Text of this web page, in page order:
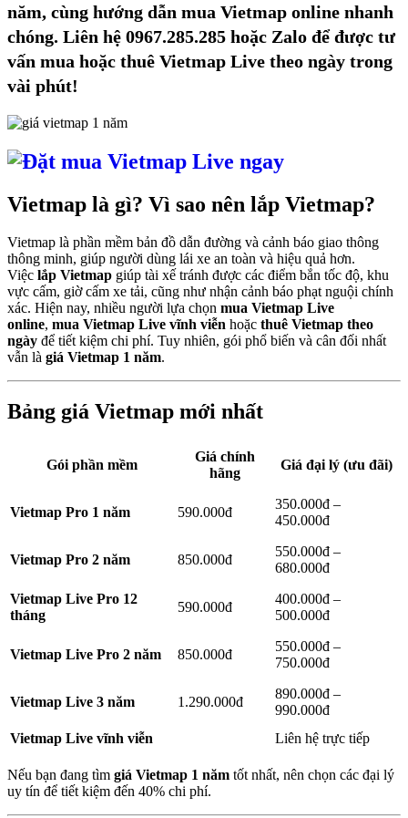
năm, cùng hướng dẫn mua Vietmap online nhanh
chóng. Liên hệ 0967.285.285 hoặc Zalo để được tư
vấn mua hoặc thuê Vietmap Live theo ngày trong
vài phút!
Vietmap là gì? Vì sao nên lắp Vietmap?
Vietmap là phần mềm bản đồ dẫn đường và cảnh báo giao thông
thông minh, giúp người dùng lái xe an toàn và hiệu quả hơn.
Việc lắp Vietmap giúp tài xế tránh được các điểm bắn tốc độ, khu
vực cấm, giờ cấm xe tải, cũng như nhận cảnh báo phạt nguội chính
xác. Hiện nay, nhiều người lựa chọn mua Vietmap Live
online, mua Vietmap Live vĩnh viễn hoặc thuê Vietmap theo
ngày để tiết kiệm chi phí. Tuy nhiên, gói phổ biến và cân đối nhất
vẫn là giá Vietmap 1 năm.
Bảng giá Vietmap mới nhất
Gói phần mềm
Giá chính
hãng
Giá đại lý (ưu đãi)
Vietmap Pro 1 năm 590.000đ
350.000đ –
450.000đ
Vietmap Pro 2 năm 850.000đ
550.000đ –
680.000đ
Vietmap Live Pro 12
tháng
590.000đ
400.000đ –
500.000đ
Vietmap Live Pro 2 năm 850.000đ
550.000đ –
750.000đ
Vietmap Live 3 năm 1.290.000đ
890.000đ –
990.000đ
Vietmap Live vĩnh viễn
Liên hệ trực tiếp
Nếu bạn đang tìm giá Vietmap 1 năm tốt nhất, nên chọn các đại lý
uy tín để tiết kiệm đến 40% chi phí.